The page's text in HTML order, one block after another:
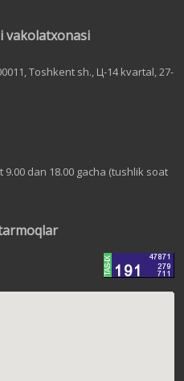
vakolatxonasi
Toshkent sh., Ц-14 kvartal, 27-
dan 18.00 gacha (tushlik soat